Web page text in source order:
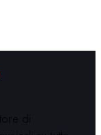
di